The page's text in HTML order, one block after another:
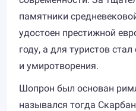
памятники
удостоен престижной
году, а для туристов
и умиротворения.
Шопрон был основан
назывался тогда